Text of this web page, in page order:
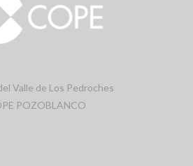
Valle de Los Pedroches
POZOBLANCO